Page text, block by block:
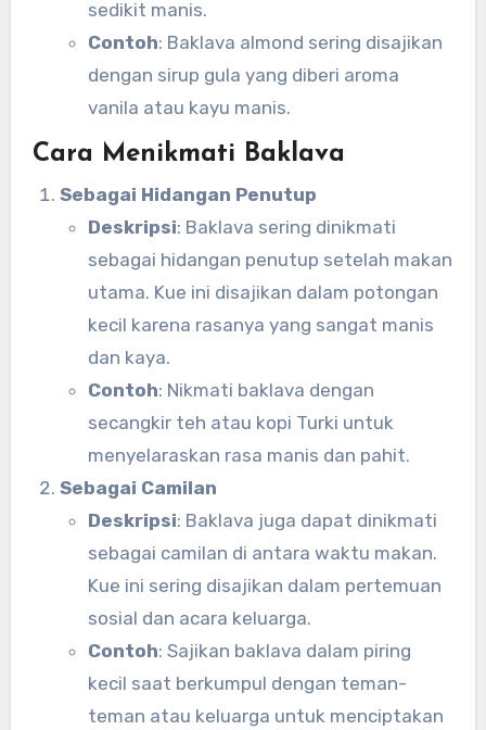
sedikit manis.
Contoh: Baklava almond sering disajikan
dengan sirup gula yang diberi aroma
vanila atau kayu manis.
Cara Menikmati Baklava
Sebagai Hidangan Penutup
Deskripsi: Baklava sering dinikmati
sebagai hidangan penutup setelah makan
utama. Kue ini disajikan dalam potongan
kecil karena rasanya yang sangat manis
dan kaya.
Contoh: Nikmati baklava dengan
secangkir teh atau kopi Turki untuk
menyelaraskan rasa manis dan pahit.
Sebagai Camilan
Deskripsi: Baklava juga dapat dinikmati
sebagai camilan di antara waktu makan.
Kue ini sering disajikan dalam pertemuan
sosial dan acara keluarga.
Contoh: Sajikan baklava dalam piring
kecil saat berkumpul dengan teman-
teman atau keluarga untuk menciptakan